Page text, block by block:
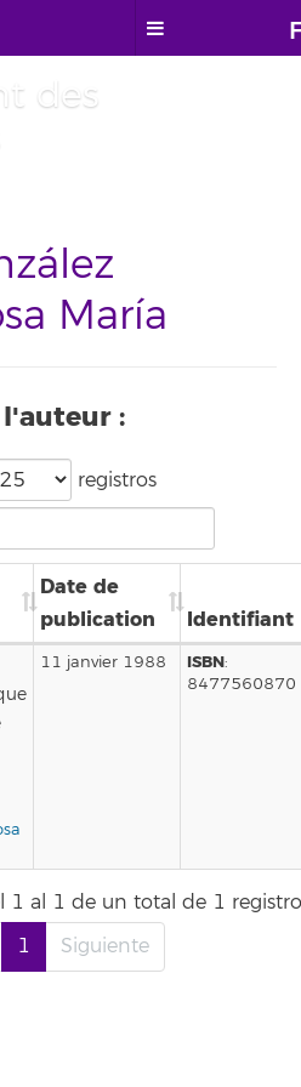
des
María
:
registros
Date de
publication
Identifiant
11 janvier 1988 ISBN:
8477560870
1 al 1 de un total de 1
1 Siguiente